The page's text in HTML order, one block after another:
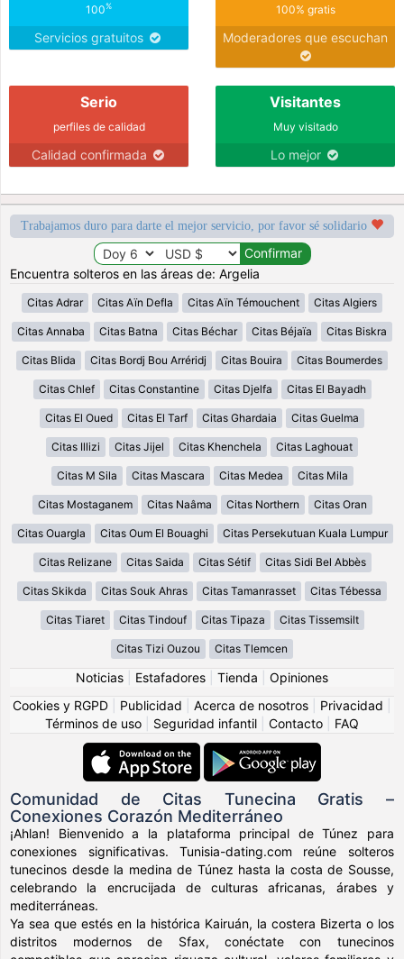
100%
Servicios gratuitos
100% gratis
Moderadores que escuchan
Serio
perfiles de calidad
Calidad confirmada
Visitantes
Muy visitado
Lo mejor
Trabajamos duro para darte el mejor servicio, por favor sé solidario
Encuentra solteros en las áreas de: Argelia
Citas Adrar Citas Aïn Defla Citas Aïn Témouchent Citas Algiers
Citas Annaba Citas Batna Citas Béchar Citas Béjaïa Citas Biskra
Citas Blida Citas Bordj Bou Arréridj Citas Bouira Citas Boumerdes
Citas Chlef Citas Constantine Citas Djelfa Citas El Bayadh
Citas El Oued Citas El Tarf Citas Ghardaia Citas Guelma
Citas Illizi Citas Jijel Citas Khenchela Citas Laghouat
Citas M Sila Citas Mascara Citas Medea Citas Mila
Citas Mostaganem Citas Naâma Citas Northern Citas Oran
Citas Ouargla Citas Oum El Bouaghi Citas Persekutuan Kuala Lumpur
Citas Relizane Citas Saida Citas Sétif Citas Sidi Bel Abbès
Citas Skikda Citas Souk Ahras Citas Tamanrasset Citas Tébessa
Citas Tiaret Citas Tindouf Citas Tipaza Citas Tissemsilt
Citas Tizi Ouzou Citas Tlemcen
Noticias Estafadores Tienda
Opiniones
Cookies y RGPD
Publicidad Acerca de nosotros Privacidad
Términos de uso
Seguridad infantil Contacto FAQ
Comunidad de Citas Tunecina Gratis –
Conexiones Corazón Mediterráneo
¡Ahlan! Bienvenido a la plataforma principal de Túnez para
conexiones significativas. Tunisia-dating.com reúne solteros
tunecinos desde la medina de Túnez hasta la costa de Sousse,
celebrando la encrucijada de culturas africanas, árabes y
mediterráneas.
Ya sea que estés en la histórica Kairuán, la costera Bizerta o los
distritos modernos de Sfax, conéctate con tunecinos